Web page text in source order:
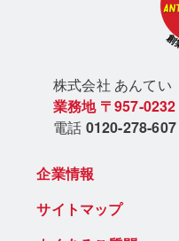
株式会社 あんてい
業務地 〒957-0232
電話 0120-278-607
企業情報
サイトマップ